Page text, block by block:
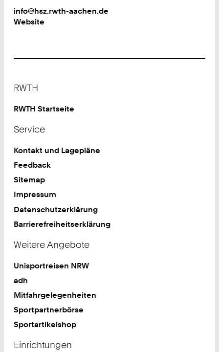
Work
info@hsz.rwth-aachen.de
Website
RWTH
RWTH Startseite
Service
Kontakt und Lagepläne
Feedback
Sitemap
Impressum
Datenschutzerklärung
Barrierefreiheitserklärung
Weitere Angebote
Unisportreisen NRW
adh
Mitfahrgelegenheiten
Sportpartnerbörse
Sportartikelshop
Einrichtungen